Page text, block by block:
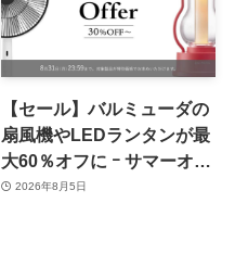
【セール】バルミューダの
扇風機やLEDランタンが最
大60％オフに ｰ サマーオフ
ァーのセール開催中
2026年8月5日